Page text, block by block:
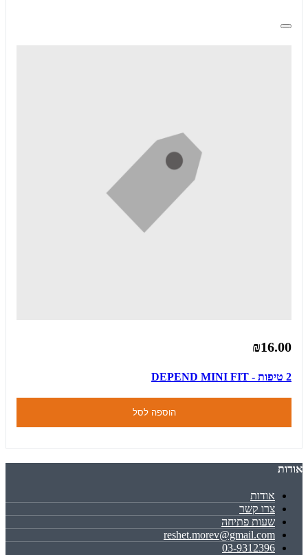
₪16.00
2 טיפות - DEPEND MINI FIT
הוספה לסל
אודות
אודות
צרו קשר
שעות פתיחה
reshet.morev@gmail.com
03-9312396